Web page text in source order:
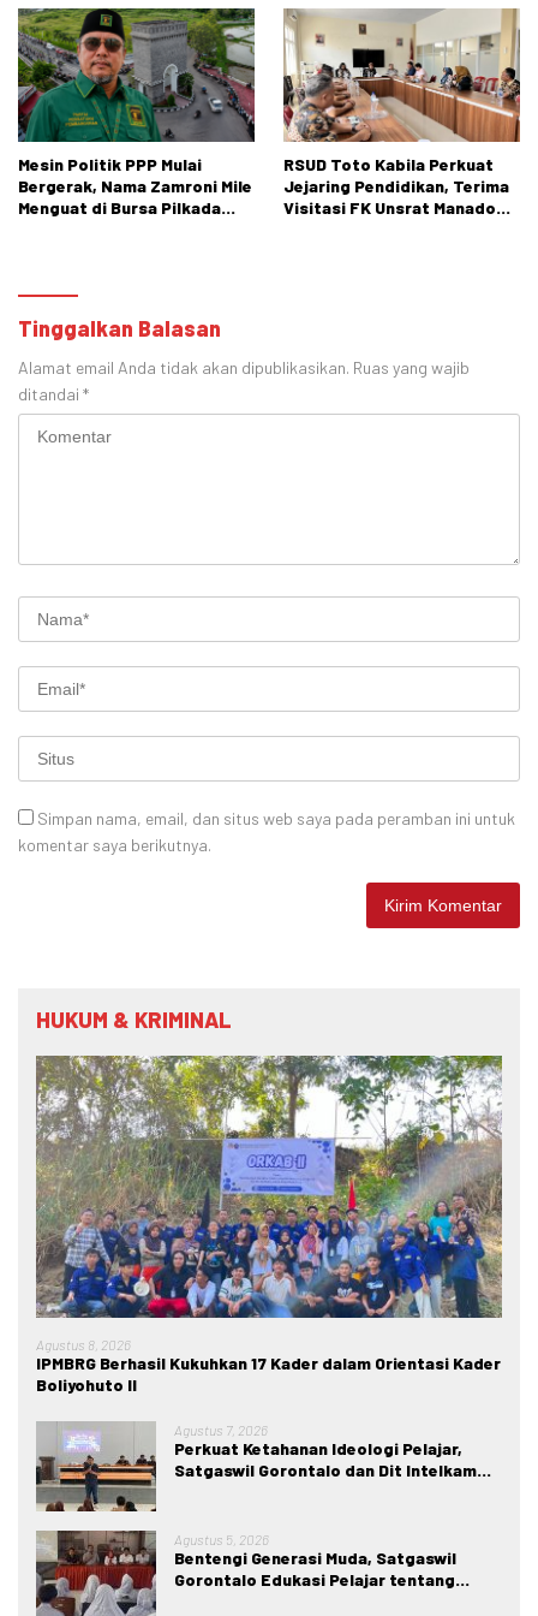
Mesin Politik PPP Mulai
Bergerak, Nama Zamroni Mile
Menguat di Bursa Pilkada
RSUD Toto Kabila Perkuat
Jejaring Pendidikan, Terima
Visitasi FK Unsrat Manado
Tinggalkan Balasan
Alamat email Anda tidak akan dipublikasikan. Ruas yang wajib
ditandai *
Simpan nama, email, dan situs web saya pada peramban ini untuk
komentar saya berikutnya.
HUKUM & KRIMINAL
Agustus 8, 2026
IPMBRG Berhasil Kukuhkan 17 Kader dalam Orientasi Kader
Boliyohuto II
Agustus 7, 2026
Perkuat Ketahanan Ideologi Pelajar,
Satgaswil Gorontalo dan Dit Intelkam
Kabila
Agustus 5, 2026
Bentengi Generasi Muda, Satgaswil
Gorontalo Edukasi Pelajar tentang